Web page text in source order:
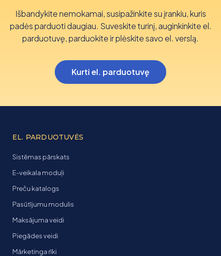
Išbandykite nemokamai, susipažinkite su įrankiu, kuris
padės parduoti daugiau. Suveskite turinį, auginkinkite el.
parduotuvę, parduokite ir plėskite savo el. verslą.
Kurti el. parduotuvę
EL. PARDUOTUVĖS
Sistēmas pārskats
E-veikala moduļi
Preču katalogs
Pasūtījumu modulis
Maksājuma veidi
Piegādes veidi
Mārketinga rīki